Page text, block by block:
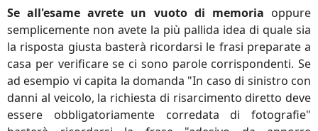
Se all'esame avrete un vuoto di memoria oppure
semplicemente non avete la più pallida idea di quale sia
la risposta giusta basterà ricordarsi le frasi preparate a
casa per verificare se ci sono parole corrispondenti. Se
ad esempio vi capita la domanda "In caso di sinistro con
danni al veicolo, la richiesta di risarcimento diretto deve
essere obbligatoriamente corredata di fotografie"